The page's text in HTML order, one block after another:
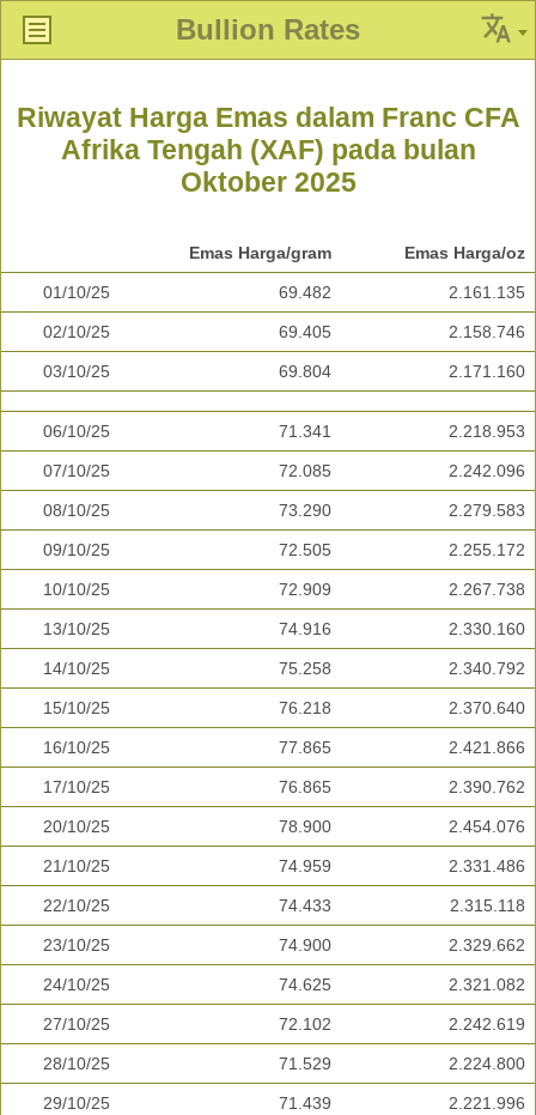
Bullion Rates
Riwayat Harga Emas dalam Franc CFA
Afrika Tengah (XAF) pada bulan
Oktober 2025
Emas Harga/gram Emas Harga/oz
01/10/25 69.482 2.161.135
02/10/25 69.405 2.158.746
03/10/25 69.804 2.171.160
06/10/25 71.341 2.218.953
07/10/25 72.085 2.242.096
08/10/25 73.290 2.279.583
09/10/25 72.505 2.255.172
10/10/25 72.909 2.267.738
13/10/25 74.916 2.330.160
14/10/25 75.258 2.340.792
15/10/25 76.218 2.370.640
16/10/25 77.865 2.421.866
17/10/25 76.865 2.390.762
20/10/25 78.900 2.454.076
21/10/25 74.959 2.331.486
22/10/25 74.433 2.315.118
23/10/25 74.900 2.329.662
24/10/25 74.625 2.321.082
27/10/25 72.102 2.242.619
28/10/25 71.529 2.224.800
29/10/25 71.439 2.221.996